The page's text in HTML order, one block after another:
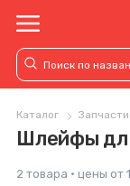
Каталог
Шлейфы
2 товара · цены от